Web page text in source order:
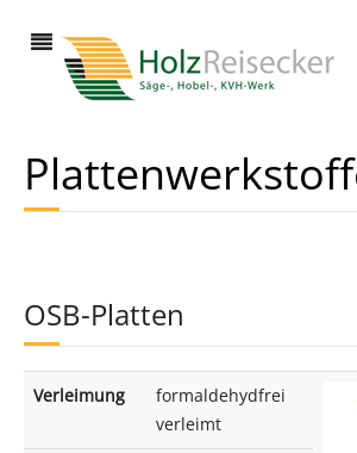
OSB-Platten
Verleimung
formaldehydfrei
verleimt